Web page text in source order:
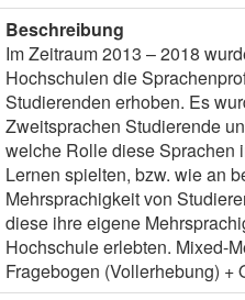
Beschreibung
Im Zeitraum 2013 – 2018
Hochschulen die
Studierenden erhoben. Es
Zweitsprachen Studierende
welche Rolle diese Sprachen
Lernen spielten, bzw. wie an
Mehrsprachigkeit von
diese ihre eigene
Hochschule erlebten. Mixed-
Fragebogen (Vollerhebung)